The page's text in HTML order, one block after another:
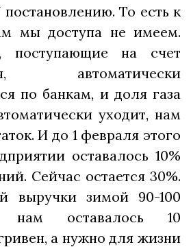
постановлению. То есть к
мы доступа не имеем.
поступающие на счет
автоматически
по банкам, и доля газа
уходит, нам
И до 1 февраля этого
оставалось 10%
Сейчас остается 30%.
выручки зимой 90-100
нам оставалось 10
а нужно для жизни